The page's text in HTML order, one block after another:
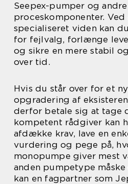
Seepex-pumper og andre
proceskomponenter.
specialiseret viden kan
for fejlvalg, forlænge
og sikre en mere stabil
over tid.
Hvis du står over for et
opgradering af
derfor betale sig at tage
kompetent rådgiver kan
afdække krav, lave en
vurdering og pege på,
monopumpe giver mest
anden pumpetype
kan en fagpartner som